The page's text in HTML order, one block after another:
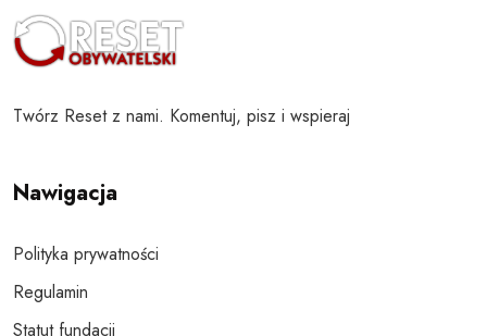
Twórz Reset z nami. Komentuj, pisz i wspieraj
Nawigacja
Polityka prywatności
Regulamin
Statut fundacji